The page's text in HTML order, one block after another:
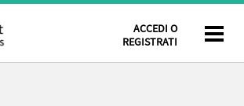
ACCEDI O
REGISTRATI